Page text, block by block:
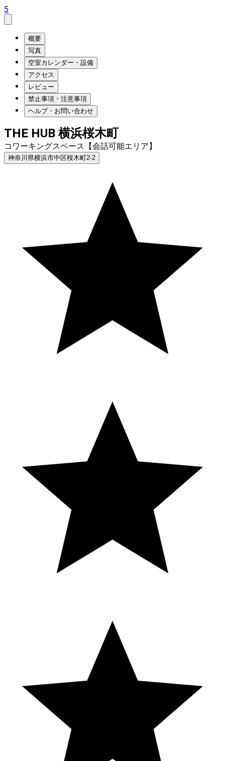
5
概要
写真
空室カレンダー・設備
アクセス
レビュー
禁止事項・注意事項
ヘルプ・お問い合わせ
THE HUB 横浜桜木町
コワーキングスペース【会話可能エリア】
神奈川県横浜市中区桜木町2-2